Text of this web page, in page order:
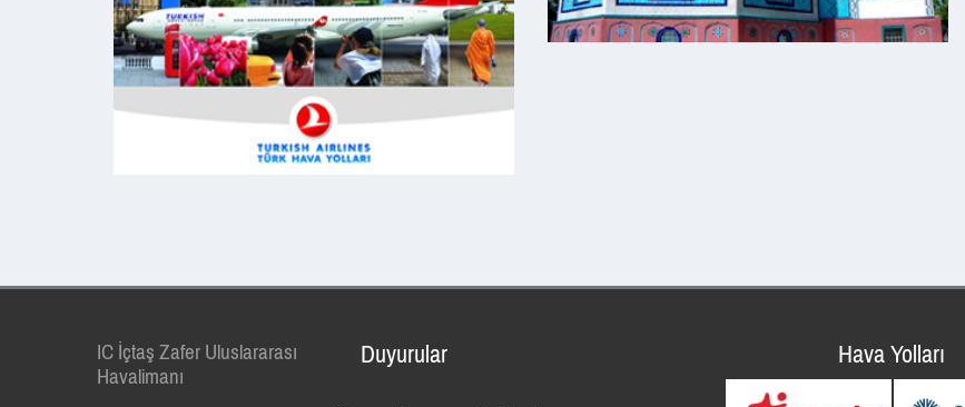
IC İçtaş Zafer Uluslararası
Havalimanı
Duyurular Hava Yolları